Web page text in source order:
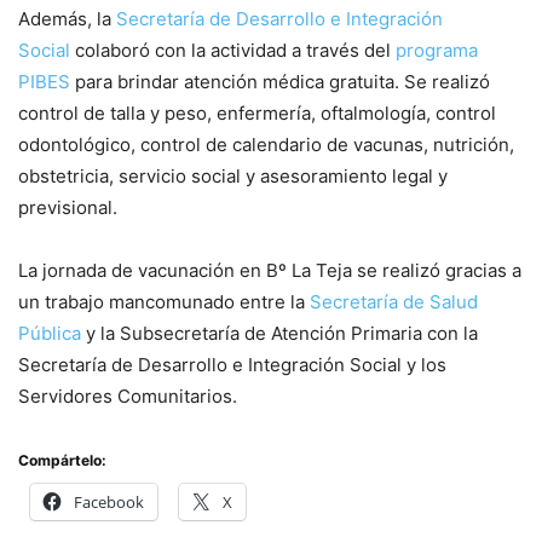
Además, la Secretaría de Desarrollo e Integración
Social colaboró con la actividad a través del programa
PIBES para brindar atención médica gratuita. Se realizó
control de talla y peso, enfermería, oftalmología, control
odontológico, control de calendario de vacunas, nutrición,
obstetricia, servicio social y asesoramiento legal y
previsional.
La jornada de vacunación en Bº La Teja se realizó gracias a
un trabajo mancomunado entre la Secretaría de Salud
Pública y la Subsecretaría de Atención Primaria con la
Secretaría de Desarrollo e Integración Social y los
Servidores Comunitarios.
Compártelo:
Facebook X